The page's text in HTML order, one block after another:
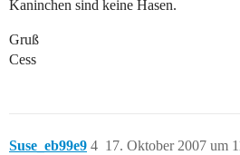
Kaninchen sind keine Hasen.
Gruß
Cess
Suse_eb99e9 17. Oktober 2007 um
4